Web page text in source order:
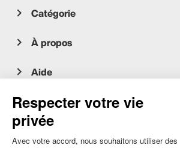
Catégorie
À propos
Aide
Service client